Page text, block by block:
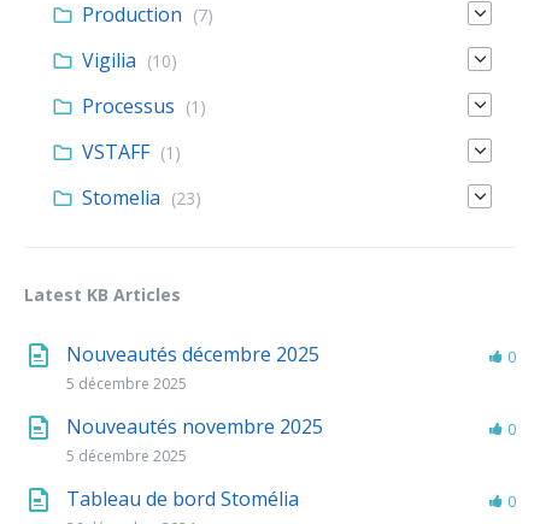
Production (7)
Vigilia (10)
Processus (1)
VSTAFF (1)
Stomelia (23)
Latest KB Articles
Nouveautés décembre 2025
5 décembre 2025
0
Nouveautés novembre 2025
5 décembre 2025
0
Tableau de bord Stomélia 0